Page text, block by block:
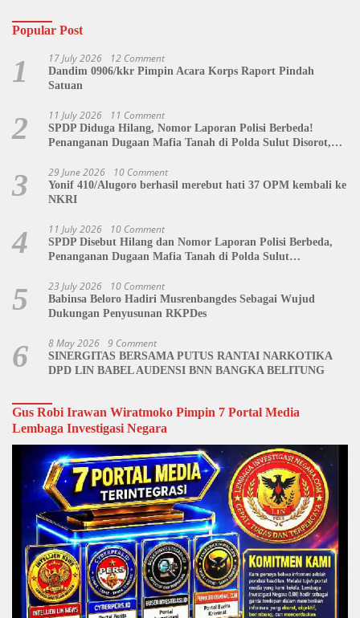
Popular Post
1 17 July 2026 12 Comment
Dandim 0906/kkr Pimpin Acara Korps Raport Pindah
Satuan
2 11 July 2026 11 Comment
SPDP Diduga Hilang, Nomor Laporan Polisi Berbeda!
Penanganan Dugaan Mafia Tanah di Polda Sulut Disorot,
3 29 June 2026 10 Comment
Yonif 410/Alugoro berhasil merebut hati 37 OPM kembali ke
NKRI
4 11 July 2026 10 Comment
SPDP Disebut Hilang dan Nomor Laporan Polisi Berbeda,
Penanganan Dugaan Mafia Tanah di Polda Sulut
5 23 July 2026 10 Comment
Babinsa Beloro Hadiri Musrenbangdes Sebagai Wujud
Dukungan Penyusunan RKPDes
6 8 May 2026 9 Comment
SINERGITAS BERSAMA PUTUS RANTAI NARKOTIKA
DPD LIN BABEL AUDENSI BNN BANGKA BELITUNG
Gus Robi Irawan Wiratmoko Pimpin 7 Portal Media
Lembaga Investigasi Negara
Video
Player